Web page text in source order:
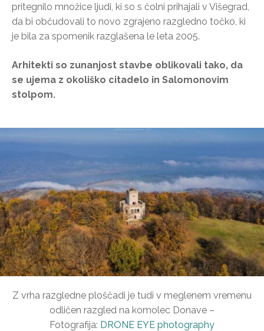
pritegnilo množice ljudi, ki so s čolni prihajali v Višegrad,
da bi občudovali to novo zgrajeno razgledno točko, ki
je bila za spomenik razglašena le leta 2005.
Arhitekti so zunanjost stavbe oblikovali tako, da
se ujema z okoliško citadelo in Salomonovim
stolpom.
Z vrha razgledne ploščadi je tudi v meglenem vremenu
odličen razgled na komolec Donave –
Fotografija: DRONE EYE photography